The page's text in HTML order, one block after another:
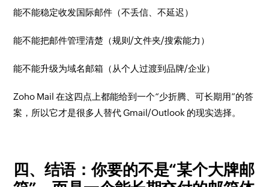
能不能稳定收发国际邮件（不丢信、不延迟）
能不能把邮件管理清楚（规则/文件夹/搜索能力）
能不能升级为域名邮箱（从个人过渡到品牌/企业）
Zoho Mail 在这四点上都能给到一个“少折腾、可长期用”的答
案，所以它才是很多人替代 Gmail/Outlook 的现实选择。
四、结语：你要的不是“某个大牌邮